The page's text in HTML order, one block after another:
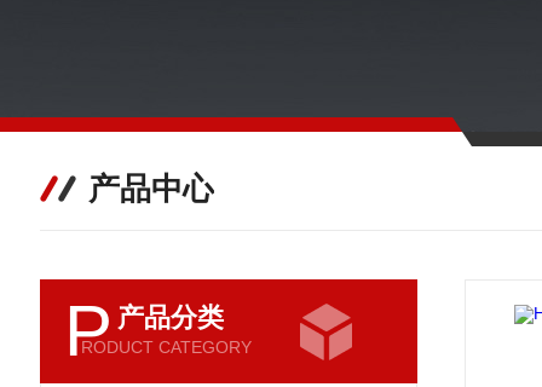
产品中心
P 产品分类
RODUCT CATEGORY